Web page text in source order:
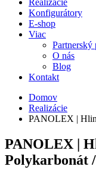
Konfigurátory
E-shop
Viac
Partnerský
O nás
Blog
Kontakt
Domov
Realizácie
PANOLEX |
PANOLEX |
Polykarbonát